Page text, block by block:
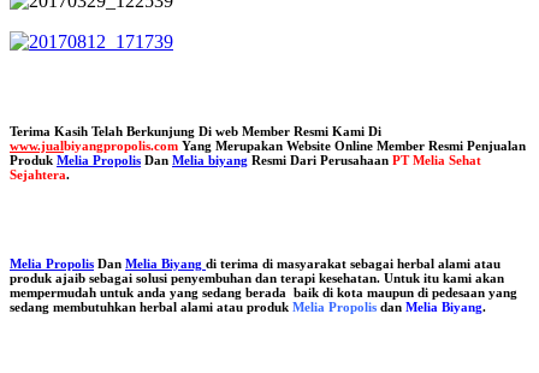
Terima Kasih Telah Berkunjung Di web Member Resmi Kami Di
www.jualbiyangpropolis.com Yang Merupakan Website Online Member Resmi Penjualan
Produk Melia Propolis Dan Melia biyang Resmi Dari Perusahaan PT Melia Sehat
Sejahtera.
Melia Propolis Dan Melia Biyang di terima di masyarakat sebagai herbal alami atau
produk ajaib sebagai solusi penyembuhan dan terapi kesehatan. Untuk itu kami akan
mempermudah untuk anda yang sedang berada baik di kota maupun di pedesaan yang
sedang membutuhkan herbal alami atau produk Melia Propolis dan Melia Biyang.